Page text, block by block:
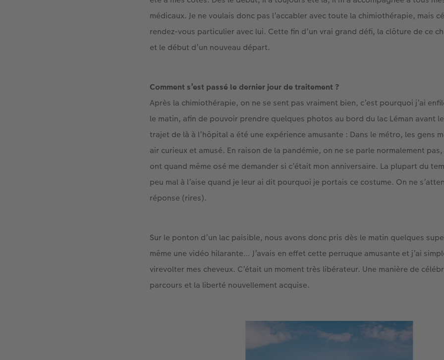
médicaux. Je ne voulais donc pas l’accabler avec toute la chimiothérapie, mais
rendez-vous particulier avec lui. Cette fin d’un vrai grand défi, la clôture de ce
et le début d’un nouveau départ.
Comment s’est passé le dernier jour de traitement ?
Après la chimiothérapie, on ne se sent pas vraiment bien, c’est pourquoi j’ai
le matin, afin de pouvoir prendre quelques photos au bord du lac Léman avant
trajet de là à l’hôpital a été une expérience amusante : Dans le métro, les gens
air curieux et amusé. En raison de la pandémie, on ne se parle normalement
ont quand même osé me demander si c’était mon anniversaire. La plupart du
peu mal à l’aise quand je leur ai dit pourquoi je portais ce costume. On ne
réponse (rires).
Sur le ponton d’un lac paisible, nous avons donc pris dès le matin quelques
même une vidéo hilarante… J’avais en effet cette perruque amusante et j’ai
virevolter mes cheveux. C’était un moment très libérateur. Une manière de
parcours et la liberté nouvellement acquise.